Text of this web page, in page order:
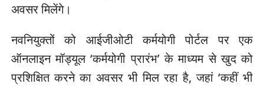
अवसर मिलेंगे।
नवनियुक्तों को आईजीओटी कर्मयोगी पोर्टल पर एक
ऑनलाइन मॉड्यूल ‘कर्मयोगी प्रारंभ’ के माध्यम से खुद को
प्रशिक्षित करने का अवसर भी मिल रहा है, जहां ‘कहीं भी